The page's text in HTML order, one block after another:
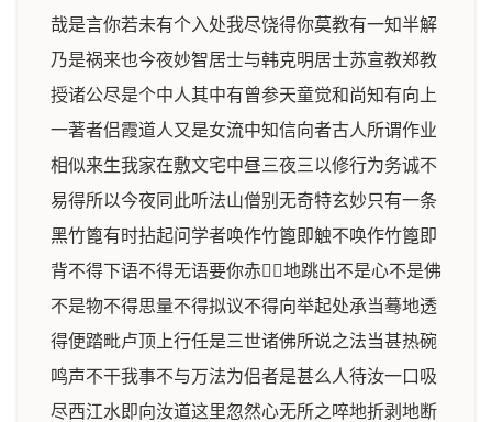
哉是言你若未有个入处我尽饶得你莫教有一知半解
乃是祸来也今夜妙智居士与韩克明居士苏宣教郑教
授诸公尽是个中人其中有曾参天童觉和尚知有向上
一著者侣霞道人又是女流中知信向者古人所谓作业
相似来生我家在敷文宅中昼三夜三以修行为务诚不
易得所以今夜同此听法山僧别无奇特玄妙只有一条
黑竹篦有时拈起问学者唤作竹篦即触不唤作竹篦即
背不得下语不得无语要你赤𩨘𩪸地跳出不是心不是佛
不是物不得思量不得拟议不得向举起处承当蓦地透
得便踏毗卢顶上行任是三世诸佛所说之法当甚热碗
鸣声不干我事不与万法为侣者是甚么人待汝一口吸
尽西江水即向汝道这里忽然心无所之啐地折剥地断